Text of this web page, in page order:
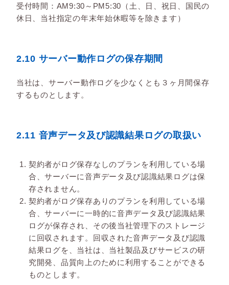
受付時間：AM9:30～PM5:30（土、日、祝日、国民の
休日、当社指定の年末年始休暇等を除きます）
2.10 サーバー動作ログの保存期間
当社は、サーバー動作ログを少なくとも３ヶ月間保存
するものとします。
2.11 音声データ及び認識結果ログの取扱い
契約者がログ保存なしのプランを利用している場
合、サーバーに音声データ及び認識結果ログは保
存されません。
契約者がログ保存ありのプランを利用している場
合、サーバーに一時的に音声データ及び認識結果
ログが保存され、その後当社管理下のストレージ
に回収されます。回収された音声データ及び認識
結果ログを、当社は、当社製品及びサービスの研
究開発、品質向上のために利用することができる
ものとします。